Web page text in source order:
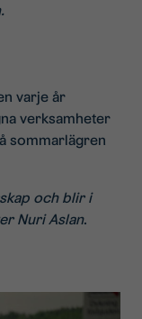
varje år
verksamheter
sommarlägren
och blir i
Nuri Aslan.